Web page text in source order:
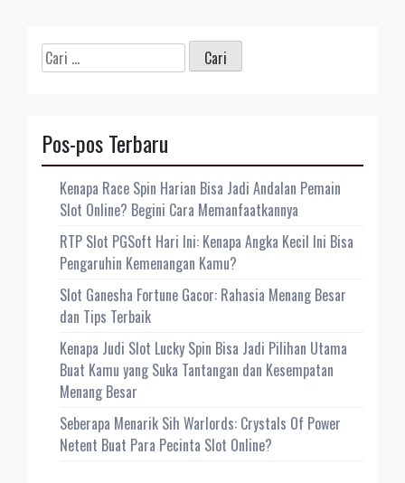
Cari
untuk:
Pos-pos Terbaru
Kenapa Race Spin Harian Bisa Jadi Andalan Pemain
Slot Online? Begini Cara Memanfaatkannya
RTP Slot PGSoft Hari Ini: Kenapa Angka Kecil Ini Bisa
Pengaruhin Kemenangan Kamu?
Slot Ganesha Fortune Gacor: Rahasia Menang Besar
dan Tips Terbaik
Kenapa Judi Slot Lucky Spin Bisa Jadi Pilihan Utama
Buat Kamu yang Suka Tantangan dan Kesempatan
Menang Besar
Seberapa Menarik Sih Warlords: Crystals Of Power
Netent Buat Para Pecinta Slot Online?